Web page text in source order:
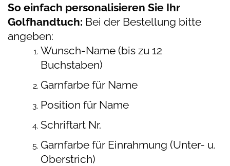
So einfach personalisieren Sie Ihr
Golfhandtuch: Bei der Bestellung bitte
angeben:
Wunsch-Name (bis zu 12
Buchstaben)
Garnfarbe für Name
Position für Name
Schriftart Nr.
Garnfarbe für Einrahmung (Unter- u.
Oberstrich)